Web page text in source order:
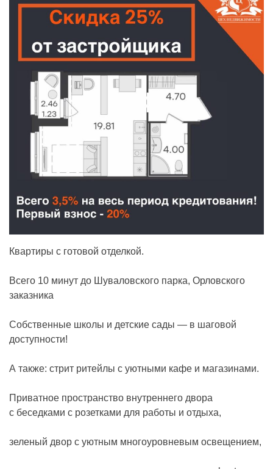
Квартиры с готовой отделкой.
Всего 10 минут до Шуваловского парка, Орловского
заказника
Собственные школы и детские сады — в шаговой
доступности!
А также: стрит ритейлы с уютными кафе и магазинами.
Приватное пространство внутреннего двора
с беседками с розетками для работы и отдыха,
зеленый двор с уютным многоуровневым освещением,